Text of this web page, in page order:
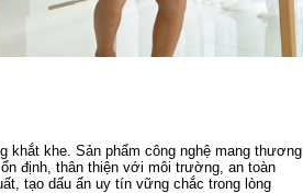
khắt khe. Sản phẩm công nghệ mang thương
định, thân thiện với môi trường, an toàn
tạo dấu ấn uy tín vững chắc trong lòng